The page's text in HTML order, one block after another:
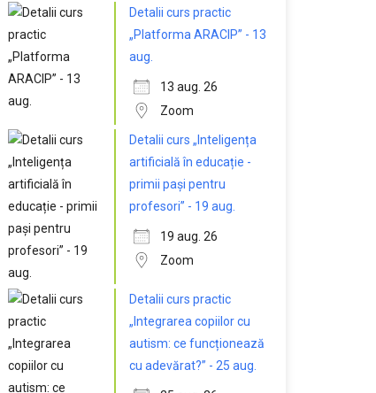
Detalii curs practic
„Platforma ARACIP” - 13
aug.
13 aug. 26
Zoom
Detalii curs „Inteligența
artificială în educație -
primii pași pentru
profesori” - 19 aug.
19 aug. 26
Zoom
Detalii curs practic
„Integrarea copiilor cu
autism: ce funcționează
cu adevărat?” - 25 aug.